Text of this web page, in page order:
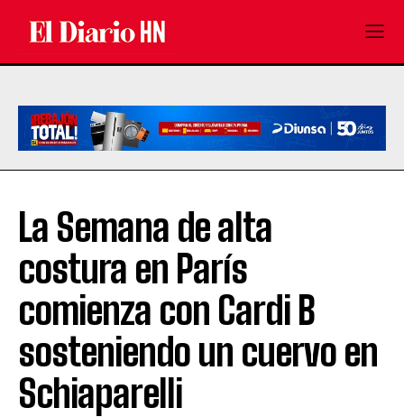
La Semana de alta
costura en París
comienza con Cardi B
sosteniendo un cuervo en
Schiaparelli